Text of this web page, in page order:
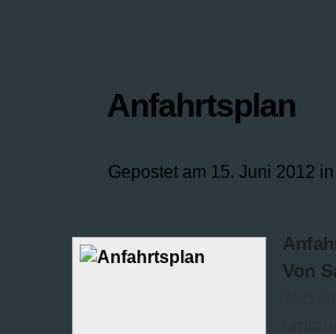
Anfahrtsplan
Gepostet am 15. Juni 2012 in
Von